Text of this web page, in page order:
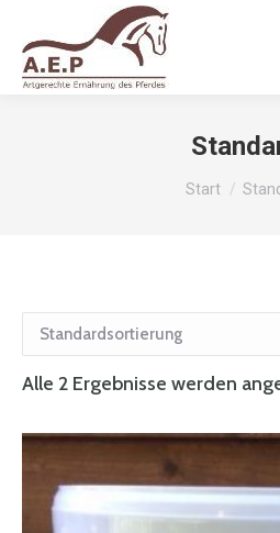
Sie
Start
Alle 2 Ergebnisse werden